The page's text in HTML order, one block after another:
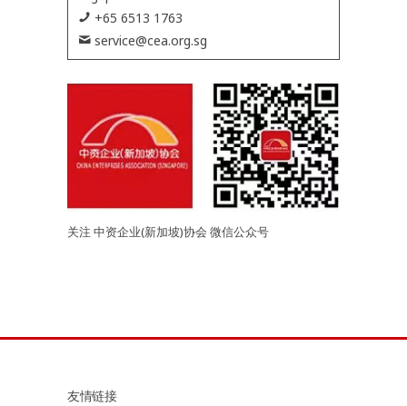
+65 6513 1763
service@cea.org.sg
关注 中资企业(新加坡)协会 微信公众号
友情链接